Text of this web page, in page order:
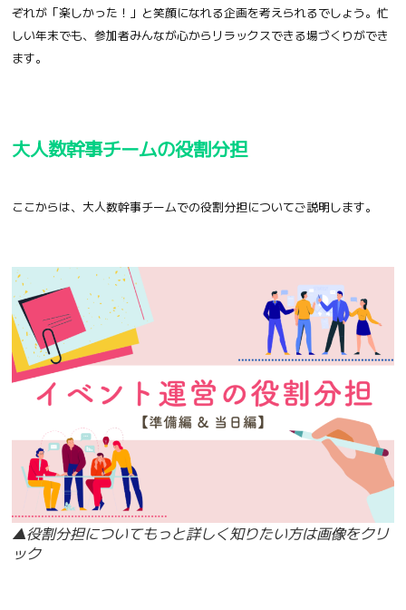
ぞれが「楽しかった！」と笑顔になれる企画を考えられるでしょう。忙
しい年末でも、参加者みんなが心からリラックスできる場づくりができ
ます。
大人数幹事チームの役割分担
ここからは、大人数幹事チームでの役割分担についてご説明します。
▲役割分担についてもっと詳しく知りたい方は画像をクリ
ック